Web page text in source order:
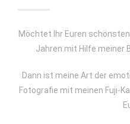
Möchtet Ihr Euren
Jahren mit Hilfe meiner
Dann ist meine Art der
Fotografie mit meinen Fuji-